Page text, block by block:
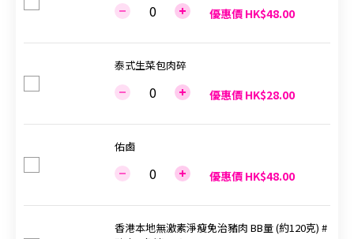
優惠價 HK$48.00
泰式生菜包肉碎
優惠價 HK$28.00
佑鹵
優惠價 HK$48.00
香港本地無激素淨瘦免治豬肉 BB量 (約120克) #